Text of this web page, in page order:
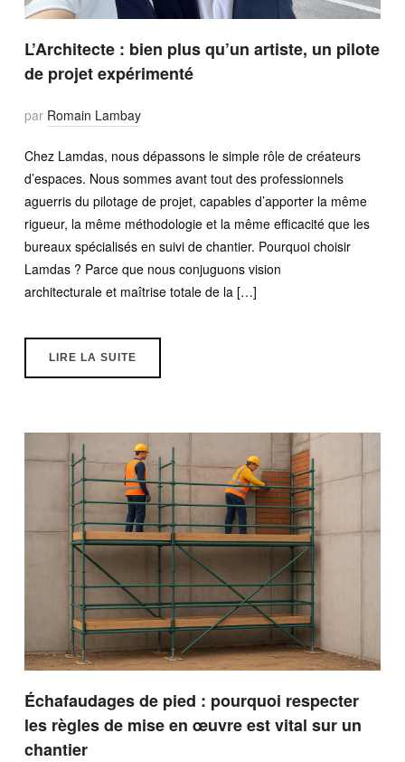
L’Architecte : bien plus qu’un artiste, un pilote
de projet expérimenté
par Romain Lambay
Chez Lamdas, nous dépassons le simple rôle de créateurs
d’espaces. Nous sommes avant tout des professionnels
aguerris du pilotage de projet, capables d’apporter la même
rigueur, la même méthodologie et la même efficacité que les
bureaux spécialisés en suivi de chantier. Pourquoi choisir
Lamdas ? Parce que nous conjuguons vision
architecturale et maîtrise totale de la […]
LIRE LA SUITE
Échafaudages de pied : pourquoi respecter
les règles de mise en œuvre est vital sur un
chantier